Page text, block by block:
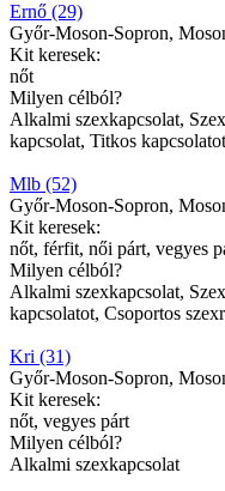
Ernő (29)
Győr-Moson-Sopron,
Kit keresek:
nőt
Milyen célból?
Alkalmi szexkapcsolat,
kapcsolat, Titkos kapcsolatot
Mlb (52)
Győr-Moson-Sopron,
Kit keresek:
nőt, férfit, női párt, vegyes
Milyen célból?
Alkalmi szexkapcsolat,
kapcsolatot, Csoportos
Kri (31)
Győr-Moson-Sopron,
Kit keresek:
nőt, vegyes párt
Milyen célból?
Alkalmi szexkapcsolat